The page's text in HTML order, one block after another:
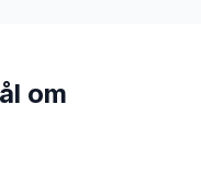
om